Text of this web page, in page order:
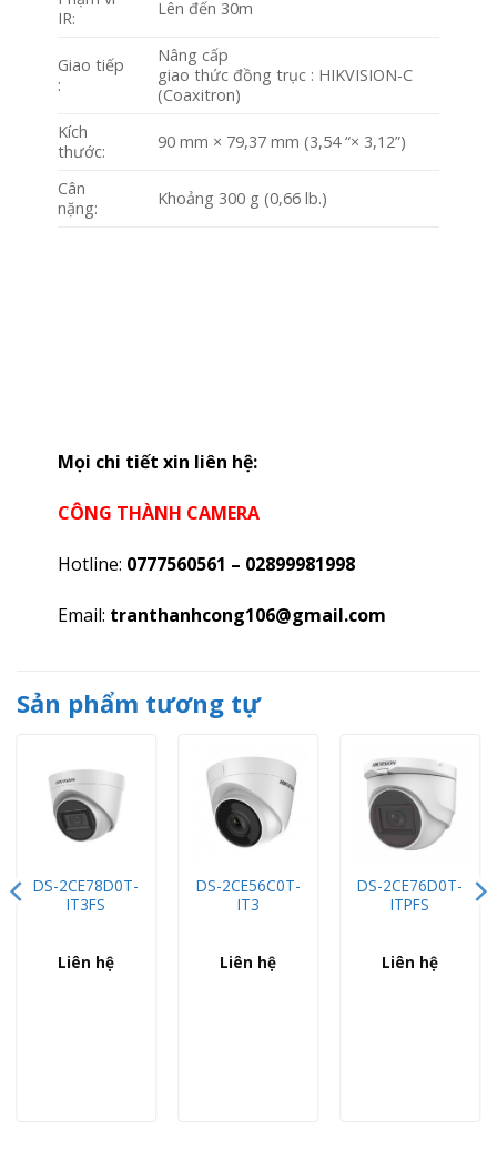
IR:
Lên đến 30m
Giao tiếp
:
Nâng cấp
giao thức đồng trục : HIKVISION-C
(Coaxitron)
Kích
thước:
90 mm × 79,37 mm (3,54 “× 3,12”)
Cân
nặng:
Khoảng 300 g (0,66 lb.)
Mọi chi tiết xin liên hệ:
CÔNG THÀNH CAMERA
Hotline: 0777560561 – 02899981998
Email: tranthanhcong106@gmail.com
Sản phẩm tương tự
DS-2CE78D0T-
IT3FS
Liên hệ
DS-2CE56C0T-
IT3
Liên hệ
DS-2CE76D0T-
ITPFS
Liên hệ